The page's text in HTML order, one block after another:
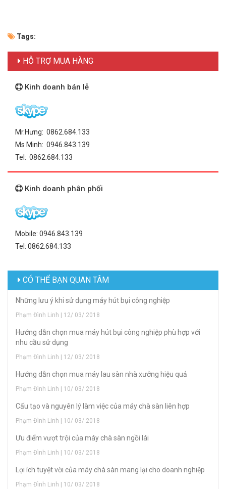
Tags:
HỖ TRỢ MUA HÀNG
Kinh doanh bán lẻ
Mr.Hưng: 0862.684.133
Ms Minh: 0946.843.139
Tel: 0862.684.133
Kinh doanh phân phối
Mobile: 0946.843.139
Tel: 0862.684.133
CÓ THỂ BẠN QUAN TÂM
Những lưu ý khi sử dụng máy hút bụi công nghiệp
Phạm Đình Linh | 12/ 03/ 2018
Hướng dẫn chọn mua máy hút bụi công nghiệp phù hợp với
nhu cầu sử dụng
Phạm Đình Linh | 12/ 03/ 2018
Hướng dẫn chọn mua máy lau sàn nhà xưởng hiệu quả
Phạm Đình Linh | 10/ 03/ 2018
Cấu tạo và nguyên lý làm việc của máy chà sàn liên hợp
Phạm Đình Linh | 10/ 03/ 2018
Ưu điểm vượt trội của máy chà sàn ngồi lái
Phạm Đình Linh | 10/ 03/ 2018
Lợi ích tuyệt vời của máy chà sàn mang lại cho doanh nghiệp
Phạm Đình Linh | 10/ 03/ 2018